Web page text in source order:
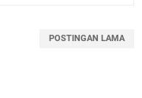
POSTINGAN LAMA